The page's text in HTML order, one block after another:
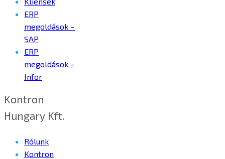
ERP
megoldások –
SAP
ERP
megoldások –
Infor
Kontron
Hungary Kft.
Rólunk
Kontron